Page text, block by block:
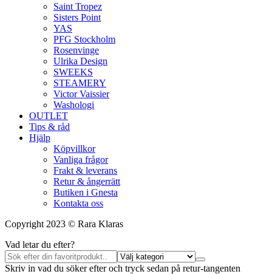
Saint Tropez
Sisters Point
YAS
PFG Stockholm
Rosenvinge
Ulrika Design
SWEEKS
STEAMERY
Victor Vaissier
Washologi
OUTLET
Tips & råd
Hjälp
Köpvillkor
Vanliga frågor
Frakt & leverans
Retur & ångerrätt
Butiken i Gnesta
Kontakta oss
Copyright 2023 © Rara Klaras
Vad letar du efter?
Skriv in vad du söker efter och tryck sedan på retur-tangenten